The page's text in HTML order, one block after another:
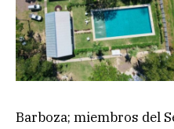
Barboza; miembros del